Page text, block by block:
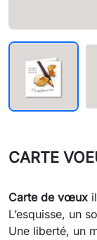
CARTE
Carte de vœux
L’esquisse, un
Une liberté, un